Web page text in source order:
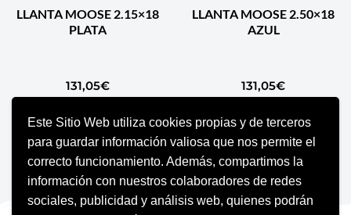
Este Sitio Web utiliza cookies propias y de terceros
para guardar información valiosa que nos permite el
correcto funcionamiento. Además, compartimos la
información con nuestros colaboradores de redes
sociales, publicidad y análisis web, quienes podrán
LLANTA MOOSE 2.15×18
PLATA
131,05€
AÑADIR AL CARRITO
LLANTA MOOSE 2.50×18
AZUL
131,05€
AÑADIR AL CARRITO